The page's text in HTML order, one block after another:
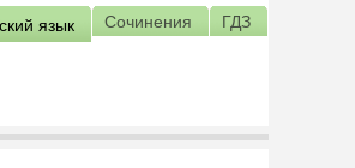
язык Сочинения ГДЗ